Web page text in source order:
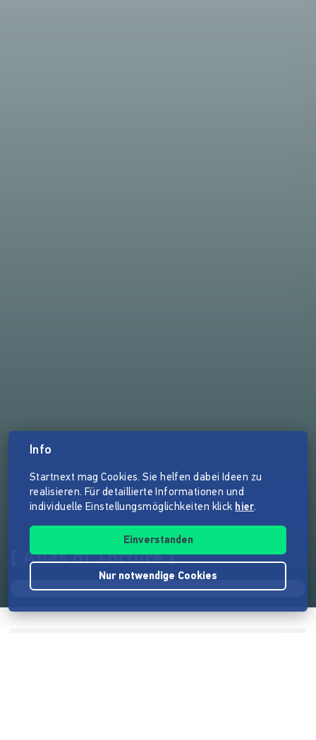
[ Atlas of Torture ]
Info
Startnext mag Cookies. Sie helfen dabei Ideen zu
realisieren. Für detaillierte Informationen und
individuelle Einstellungsmöglichkeiten klick hier.
Einverstanden
Nur notwendige Cookies